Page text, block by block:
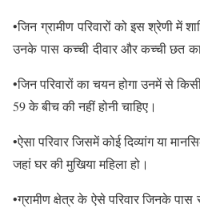
•जिन ग्रामीण परिवारों को इस श्रेणी में
उनके पास कच्ची दीवार और कच्ची छत
•जिन परिवारों का चयन होगा उनमें से
59 के बीच की नहीं होनी चाहिए।
•ऐसा परिवार जिसमें कोई दिव्यांग या
जहां घर की मुखिया महिला हो।
•ग्रामीण क्षेत्र के ऐसे परिवार जिनके